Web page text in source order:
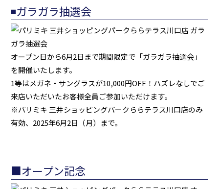
◾️ガラガラ抽選会
オープン日から6月2日まで期間限定で「ガラガラ抽選会」
を開催いたします。
1等はメガネ・サングラスが10,000円OFF！ハズレなしでご
来店いただいたお客様全員ご参加いただけます。
※パリミキ 三井ショッピングパークららテラス川口店のみ
有効、2025年6月2日（月）まで。
■オープン記念